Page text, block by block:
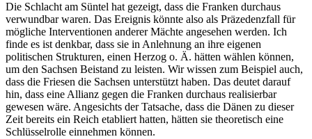
Die Schlacht am Süntel hat gezeigt, dass die Franken durchaus
verwundbar waren. Das Ereignis könnte also als Präzedenzfall für
mögliche Interventionen anderer Mächte angesehen werden. Ich
finde es ist denkbar, dass sie in Anlehnung an ihre eigenen
politischen Strukturen, einen Herzog o. Ä. hätten wählen können,
um den Sachsen Beistand zu leisten. Wir wissen zum Beispiel auch,
dass die Friesen die Sachsen unterstützt haben. Das deutet darauf
hin, dass eine Allianz gegen die Franken durchaus realisierbar
gewesen wäre. Angesichts der Tatsache, dass die Dänen zu dieser
Zeit bereits ein Reich etabliert hatten, hätten sie theoretisch eine
Schlüsselrolle einnehmen können.